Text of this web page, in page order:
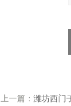
上一篇： 潍坊西门